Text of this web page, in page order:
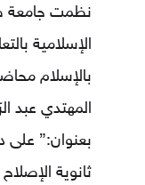
نظمت جامعة
الإسلامية
بالإسلام
المهتدي عبد
بعنوان:” على
ثانوية